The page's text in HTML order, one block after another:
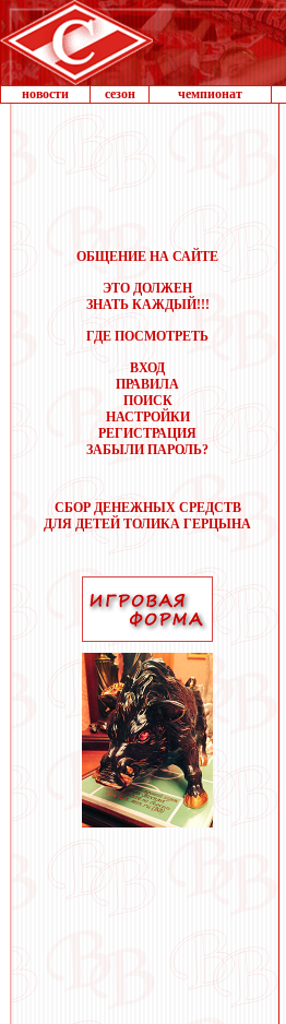
новости сезон чемпионат
ОБЩЕНИЕ НА САЙТЕ
ЭТО ДОЛЖЕН
ЗНАТЬ КАЖДЫЙ!!!
ГДЕ ПОСМОТРЕТЬ
ВХОД
ПРАВИЛА
ПОИСК
НАСТРОЙКИ
РЕГИСТРАЦИЯ
ЗАБЫЛИ ПАРОЛЬ?
СБОР ДЕНЕЖНЫХ СРЕДСТВ
ДЛЯ ДЕТЕЙ ТОЛИКА ГЕРЦЫНА